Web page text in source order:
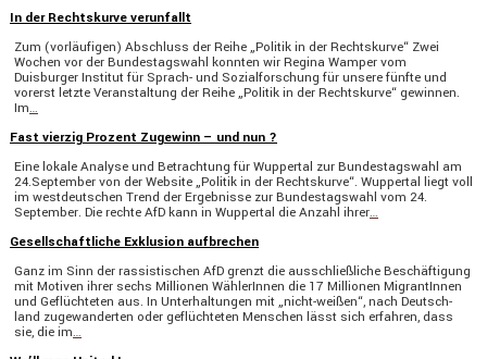
In der Rechtskurve verunfallt
Zum (vorläu­figen) Abschluss der Reihe „Politik in der Rechts­kurve“ Zwei
Wochen vor der Bundes­tags­wahl konnten wir Regina Wamper vom
Duisburger Institut für Sprach- und Sozial­for­schung für unsere fünfte und
vorerst letzte Veran­stal­tung der Reihe „Politik in der Rechts­kurve“ gewinnen.
Im…
Fast vierzig Prozent Zugewinn – und nun ?
Eine lokale Analyse und Betrach­tung für Wuppertal zur Bundes­tags­wahl am
24.September von der Website „Politik in der Rechts­kurve“. Wuppertal liegt voll
im westdeut­schen Trend der Ergeb­nisse zur Bundes­tags­wahl vom 24.
September. Die rechte AfD kann in Wuppertal die Anzahl ihrer…
Gesellschaftliche Exklusion aufbrechen
Ganz im Sinn der rassis­ti­schen AfD grenzt die ausschließ­liche Beschäf­ti­gung
mit Motiven ihrer sechs Millionen Wähle­rInnen die 17 Millionen Migran­tInnen
und Geflüch­teten aus. In Unter­hal­tungen mit „nicht-weißen“, nach Deutsch­
land zugewan­derten oder geflüch­teten Menschen lässt sich erfahren, dass
sie, die im…